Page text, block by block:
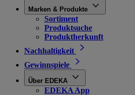
Marken & Produkte
Sortiment
Produktsuche
Produktherkunft
Nachhaltigkeit
Gewinnspiele
Über EDEKA
EDEKA App